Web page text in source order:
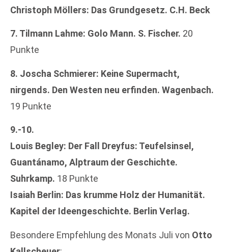
Christoph Möllers: Das Grundgesetz. C.H. Beck
7. Tilmann Lahme: Golo Mann. S. Fischer. 20
Punkte
8. Joscha Schmierer: Keine Supermacht,
nirgends. Den Westen neu erfinden. Wagenbach.
19 Punkte
9.-10.
Louis Begley: Der Fall Dreyfus: Teufelsinsel,
Guantánamo, Alptraum der Geschichte.
Suhrkamp. 18 Punkte
Isaiah Berlin: Das krumme Holz der Humanität.
Kapitel der Ideengeschichte. Berlin Verlag.
Besondere Empfehlung des Monats Juli von Otto